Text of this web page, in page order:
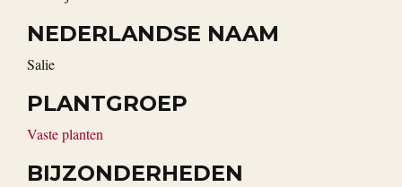
NEDERLANDSE NAAM
Salie
PLANTGROEP
Vaste planten
BIJZONDERHEDEN